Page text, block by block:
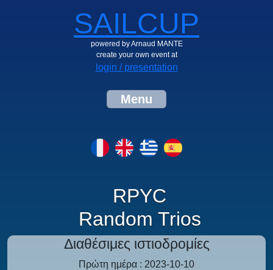
SAILCUP
powered by Arnaud MANTE
create your own event at
login / presentation
Menu
RPYC
Random Trios
Διαθέσιμες ιστιοδρομίες
Πρώτη ημέρα : 2023-10-10